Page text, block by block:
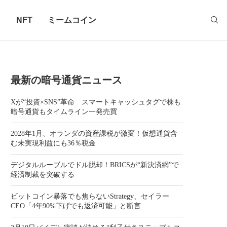
NFT ミームコイン
最新の暗号通貨ニュース
Xが“投資×SNS”革命 スマートキャッシュタグで株も
暗号通貨もタイムライン一発売買
2028年1月、オランダの資産課税が激変！仮想通貨含
む未実現利益にも36％税金
デジタルルーブルでドル脱却！BRICSが“新決済網”で
経済制裁を突破する
ビットコイン暴落でも焦らないStrategy、セイラー
CEO「4年90%下げでも返済可能」と断言